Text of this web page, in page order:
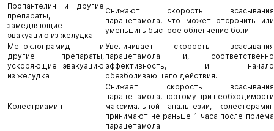
Пропантелин и другие
препараты,
замедляющие
эвакуацию из желудка
Снижают скорость всасывания
парацетамола, что может отсрочить или
уменьшить быстрое облегчение боли.
Метоклопрамид и
другие препараты,
ускоряющие эвакуацию
из желудка
Увеличивает скорость всасывания
парацетамола и, соответственно
эффективность, и начало
обезболивающего действия.
Колестриамин
Снижает скорость всасывания
парацетамола, поэтому при необходимости
максимальной анальгезии, колестерамин
принимают не раньше 1 часа после приема
парацетамола.